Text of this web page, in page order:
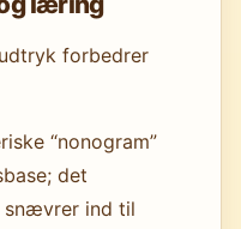
forbedrer
“nonogram”
det
snævrer ind til